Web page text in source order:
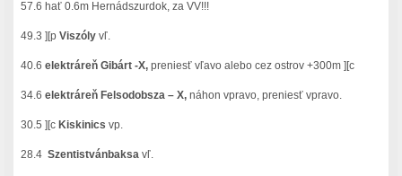
57.6 hať 0.6m Hernádszurdok, za VV!!!
49.3 ][pViszóly vľ.
40.6elektráreň Gibárt -X,preniesť vľavo alebo cez ostrov +300m ][c
34.6elektráreň Felsodobsza – X,náhon vpravo, preniesť vpravo.
30.5 ][c Kiskinicsvp.
28.4 Szentistvánbaksavľ.